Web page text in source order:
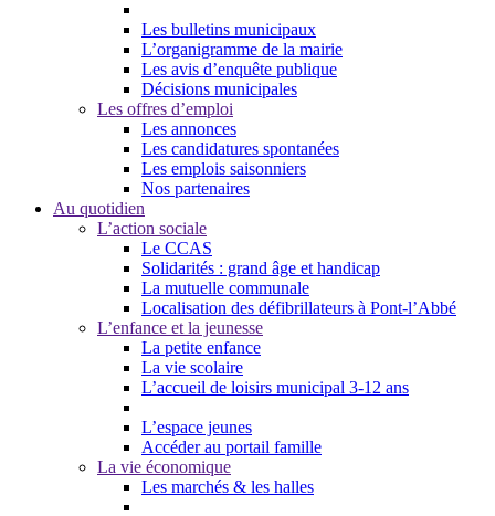
Les bulletins municipaux
L’organigramme de la mairie
Les avis d’enquête publique
Décisions municipales
Les offres d’emploi
Les annonces
Les candidatures spontanées
Les emplois saisonniers
Nos partenaires
Au quotidien
L’action sociale
Le CCAS
Solidarités : grand âge et handicap
La mutuelle communale
Localisation des défibrillateurs à Pont-l’Abbé
L’enfance et la jeunesse
La petite enfance
La vie scolaire
L’accueil de loisirs municipal 3-12 ans
L’espace jeunes
Accéder au portail famille
La vie économique
Les marchés & les halles